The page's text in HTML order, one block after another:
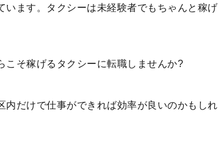
ます。タクシーは未経験者でもちゃんと稼げ
こそ稼げるタクシーに転職しませんか?
だけで仕事ができれば効率が良いのかもしれ